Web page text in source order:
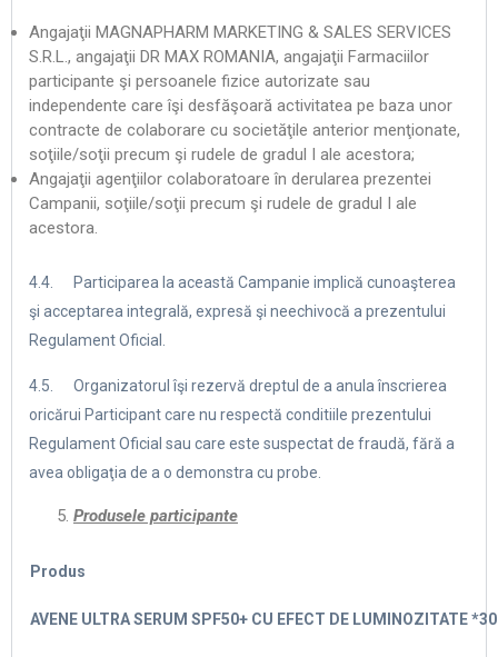
Angajaţii MAGNAPHARM MARKETING & SALES SERVICES
S.R.L., angajaţii DR MAX ROMANIA, angajaţii Farmaciilor
participante şi persoanele fizice autorizate sau
independente care îşi desfăşoară activitatea pe baza unor
contracte de colaborare cu societăţile anterior menţionate,
soţiile/soţii precum şi rudele de gradul I ale acestora;
Angajaţii agenţiilor colaboratoare în derularea prezentei
Campanii, soţiile/soţii precum şi rudele de gradul I ale
acestora.
4.4. Participarea la această Campanie implică cunoaşterea
şi acceptarea integrală, expresă şi neechivocă a prezentului
Regulament Oficial.
4.5. Organizatorul îşi rezervă dreptul de a anula înscrierea
oricărui Participant care nu respectă conditiile prezentului
Regulament Oficial sau care este suspectat de fraudă, fără a
avea obligaţia de a o demonstra cu probe.
Produsele participante
Produs
AVENE ULTRA SERUM SPF50+ CU EFECT DE LUMINOZITATE